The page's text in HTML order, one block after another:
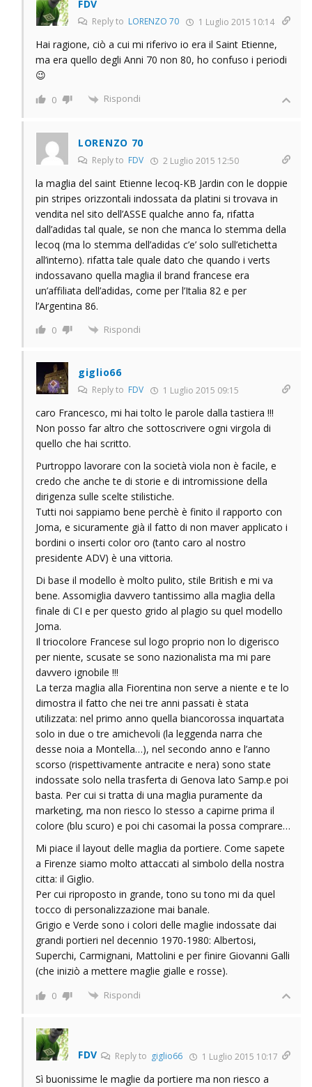
FDV
Reply to LORENZO 70 1 Luglio 2015 10:14
Hai ragione, ciò a cui mi riferivo io era il Saint Etienne,
ma era quello degli Anni 70 non 80, ho confuso i periodi
😉
0 Rispondi
LORENZO 70
Reply to FDV 2 Luglio 2015 12:50
la maglia del saint Etienne lecoq-KB Jardin con le doppie
pin stripes orizzontali indossata da platini si trovava in
vendita nel sito dell’ASSE qualche anno fa, rifatta
dall’adidas tal quale, se non che manca lo stemma della
lecoq (ma lo stemma dell’adidas c’e’ solo sull’etichetta
all’interno). rifatta tale quale dato che quando i verts
indossavano quella maglia il brand francese era
un’affiliata dell’adidas, come per l’Italia 82 e per
l’Argentina 86.
0 Rispondi
giglio66
Reply to FDV 1 Luglio 2015 09:15
caro Francesco, mi hai tolto le parole dalla tastiera !!!
Non posso far altro che sottoscrivere ogni virgola di
quello che hai scritto.
Purtroppo lavorare con la società viola non è facile, e
credo che anche te di storie e di intromissione della
dirigenza sulle scelte stilistiche.
Tutti noi sappiamo bene perchè è finito il rapporto con
Joma, e sicuramente già il fatto di non maver applicato i
bordini o inserti color oro (tanto caro al nostro
presidente ADV) è una vittoria.
Di base il modello è molto pulito, stile British e mi va
bene. Assomiglia davvero tantissimo alla maglia della
finale di CI e per questo grido al plagio su quel modello
Joma.
Il triocolore Francese sul logo proprio non lo digerisco
per niente, scusate se sono nazionalista ma mi pare
davvero ignobile !!!
La terza maglia alla Fiorentina non serve a niente e te lo
dimostra il fatto che nei tre anni passati è stata
utilizzata: nel primo anno quella biancorossa inquartata
solo in due o tre amichevoli (la leggenda narra che
desse noia a Montella…), nel secondo anno e l’anno
scorso (rispettivamente antracite e nera) sono state
indossate solo nella trasferta di Genova lato Samp.e poi
basta. Per cui si tratta di una maglia puramente da
marketing, ma non riesco lo stesso a capirne prima il
colore (blu scuro) e poi chi casomai la possa comprare…
Mi piace il layout delle maglia da portiere. Come sapete
a Firenze siamo molto attaccati al simbolo della nostra
citta: il Giglio.
Per cui riproposto in grande, tono su tono mi da quel
tocco di personalizzazione mai banale.
Grigio e Verde sono i colori delle maglie indossate dai
grandi portieri nel decennio 1970-1980: Albertosi,
Superchi, Carmignani, Mattolini e per finire Giovanni Galli
(che iniziò a mettere maglie gialle e rosse).
0 Rispondi
FDV Reply to giglio66 1 Luglio 2015 10:17
Sì buonissime le maglie da portiere ma non riesco a